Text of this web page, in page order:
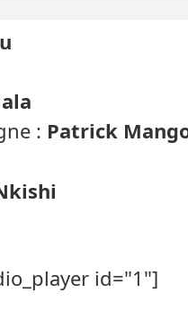
: Patrick
id="1"]